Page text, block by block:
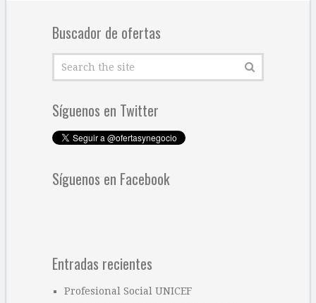
Buscador de ofertas
Síguenos en Twitter
Síguenos en Facebook
Entradas recientes
Profesional Social UNICEF